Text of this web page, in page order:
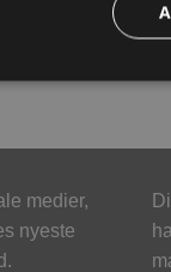
medier,
nyeste